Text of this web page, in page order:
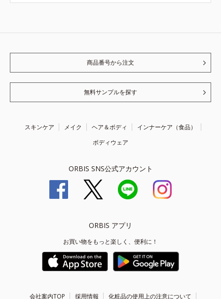
商品番号から注文
無料サンプルを探す
スキンケア メイク ヘア＆ボディ
インナーケア（食品）
ボディウェア
ORBIS SNS公式アカウント
ORBIS アプリ
お買い物をもっと楽しく、便利に！
会社案内TOP 採用情報 化粧品の使用上の注意について